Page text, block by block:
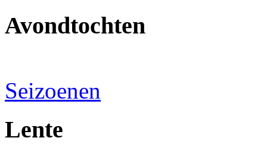
Avondtochten
Seizoenen
Lente